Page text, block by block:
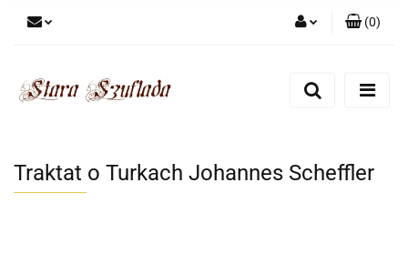
Zarejestruj się
(0)
Traktat o Turkach Johannes Scheffler